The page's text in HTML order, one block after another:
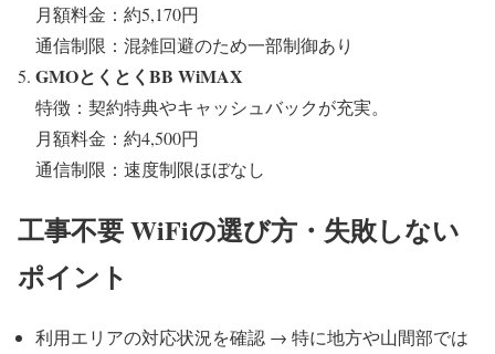
月額料金：約5,170円
通信制限：混雑回避のため一部制御あり
GMOとくとくBB WiMAX
特徴：契約特典やキャッシュバックが充実。
月額料金：約4,500円
通信制限：速度制限ほぼなし
工事不要 WiFiの選び方・失敗しない
ポイント
利用エリアの対応状況を確認 → 特に地方や山間部では